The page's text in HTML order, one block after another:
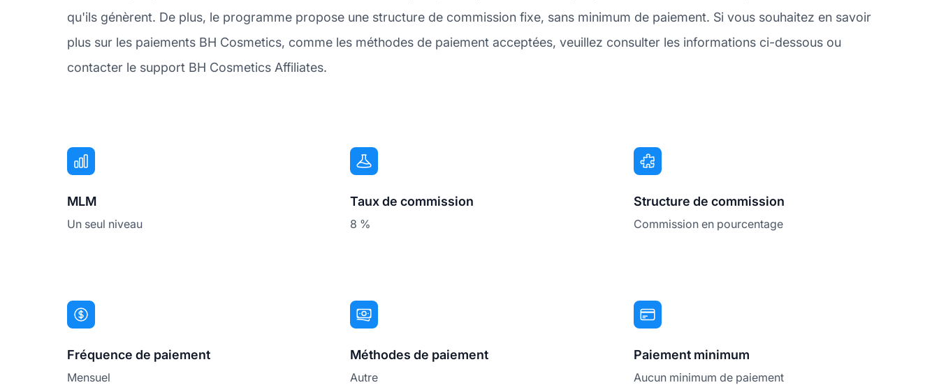
qu'ils génèrent. De plus, le programme propose une structure de commission fixe, sans minimum de paiement. Si vous souhaitez en savoir
plus sur les paiements BH Cosmetics, comme les méthodes de paiement acceptées, veuillez consulter les informations ci-dessous ou
contacter le support BH Cosmetics Affiliates.
MLM
Un seul niveau
Taux de commission
8 %
Structure de commission
Commission en pourcentage
Fréquence de paiement
Mensuel
Méthodes de paiement
Autre
Paiement minimum
Aucun minimum de paiement